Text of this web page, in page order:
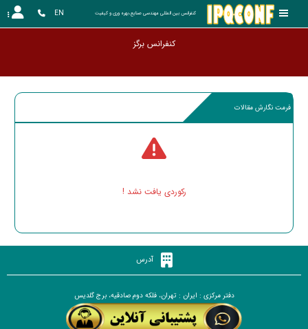
کنفرانس بین المللی مهندسی صنایع،بهره وری و کیفیت EN
کنفرانس
فرمت نگارش مقالات
رکوردی یافت نشد !
آدرس
دفتر مرکزی : ایران : تهران، فلکه دوم صادقیه، برج گلدیس